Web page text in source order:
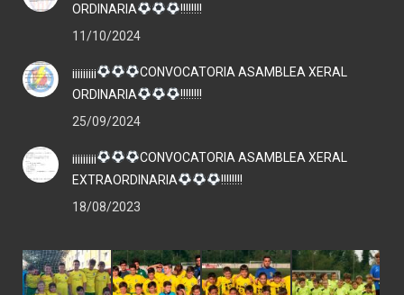
ORDINARIA
!!!!!!!!
11/10/2024
¡¡¡¡¡¡¡¡¡
CONVOCATORIA ASAMBLEA XERAL
ORDINARIA
!!!!!!!!
25/09/2024
¡¡¡¡¡¡¡¡¡
CONVOCATORIA ASAMBLEA XERAL
EXTRAORDINARIA
!!!!!!!!
18/08/2023